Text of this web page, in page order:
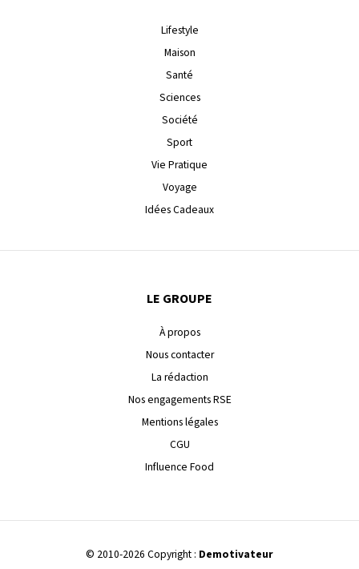
Lifestyle
Maison
Santé
Sciences
Société
Sport
Vie Pratique
Voyage
Idées Cadeaux
LE GROUPE
À propos
Nous contacter
La rédaction
Nos engagements RSE
Mentions légales
CGU
Influence Food
© 2010-2026 Copyright : Demotivateur